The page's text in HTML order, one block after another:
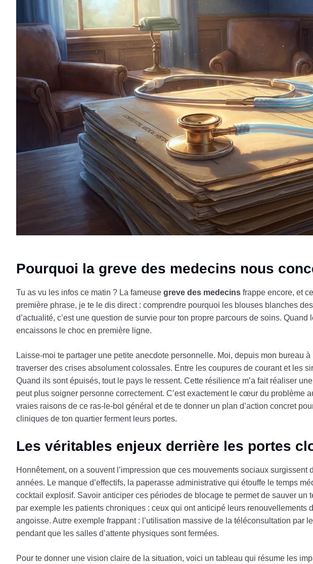
Pourquoi la greve des medecins nous
Tu as vu les infos ce matin ? La fameuse greve des medecins frappe encore, et
première phrase, je te le dis direct : comprendre pourquoi les blouses blanches
d’actualité, c’est une question de survie pour ton propre parcours de soins. Quand
encaissons le choc en première ligne.
Laisse-moi te partager une petite anecdote personnelle. Moi, depuis mon bureau
traverser des crises absolument colossales. Entre les coupures de courant et les
Quand ils sont épuisés, tout le pays le ressent. Cette résilience m’a fait réaliser
peut plus soigner personne correctement. C’est exactement le cœur du problème
vraies raisons de ce ras-le-bol général et de te donner un plan d’action concret
cliniques de ton quartier ferment leurs portes.
Les véritables enjeux derrière les portes
Honnêtement, on a souvent l’impression que ces mouvements sociaux
années. Le manque d’effectifs, la paperasse administrative qui étouffe le temps
cocktail explosif. Savoir anticiper ces périodes de blocage te permet de sauver
par exemple les patients chroniques : ceux qui ont anticipé leurs renouvellements
angoisse. Autre exemple frappant : l’utilisation massive de la téléconsultation par
pendant que les salles d’attente physiques sont fermées.
Pour te donner une vision claire de la situation, voici un tableau qui résume les